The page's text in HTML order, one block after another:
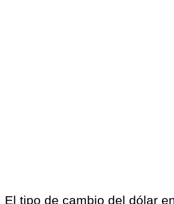
El tipo de cambio del dólar